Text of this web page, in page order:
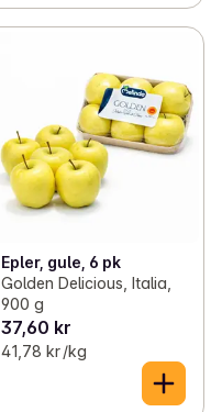
Epler, gule, 6 pk
Golden Delicious, Italia,
900 g
37,60 kr
41,78 kr /kg